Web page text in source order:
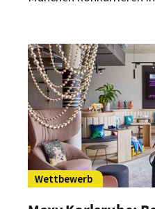
alpinen Destinationen
„Hotelimmobilie des
Wettbewerb